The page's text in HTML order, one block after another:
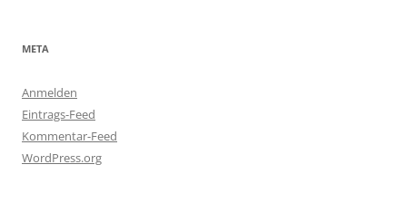
META
Anmelden
Eintrags-Feed
Kommentar-Feed
WordPress.org